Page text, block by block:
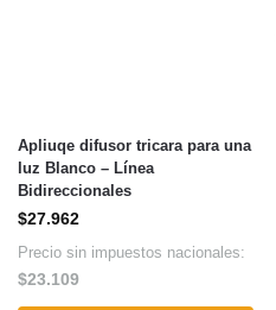
Apliuqe difusor tricara para una
luz Blanco – Línea
Bidireccionales
$27.962
Precio sin impuestos nacionales:
$23.109